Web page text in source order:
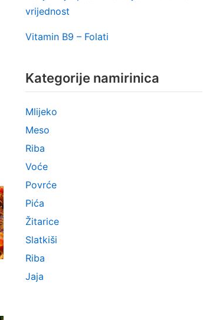
vrijednost
Vitamin B9 – Folati
Kategorije namirinica
Mlijeko
Meso
Riba
Voće
Povrće
Pića
Žitarice
Slatkiši
Riba
Jaja